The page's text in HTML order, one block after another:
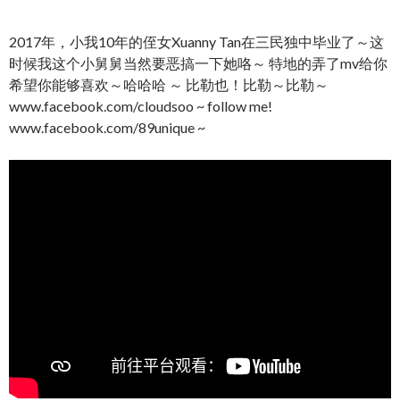
2017年，小我10年的侄女Xuanny Tan在三民独中毕业了～这
时候我这个小舅舅当然要恶搞一下她咯～ 特地的弄了mv给你
希望你能够喜欢～哈哈哈 ～ 比勒也！比勒～比勒～
www.facebook.com/cloudsoo ~ follow me!
www.facebook.com/89unique ~